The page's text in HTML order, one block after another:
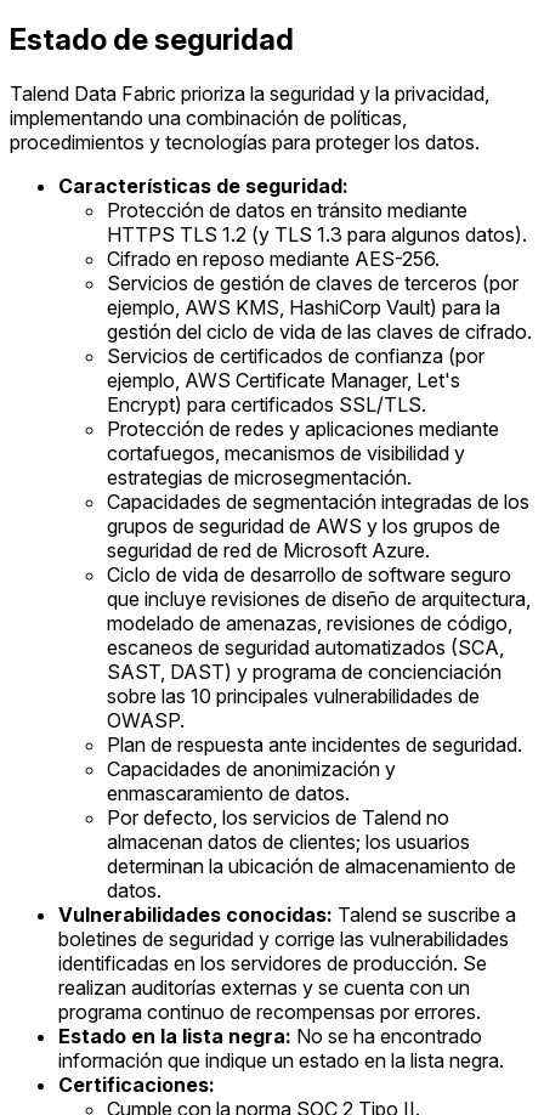
Estado de seguridad
Talend Data Fabric prioriza la seguridad y la privacidad,
implementando una combinación de políticas,
procedimientos y tecnologías para proteger los datos.
Características de seguridad:
Protección de datos en tránsito mediante
HTTPS TLS 1.2 (y TLS 1.3 para algunos datos).
Cifrado en reposo mediante AES-256.
Servicios de gestión de claves de terceros (por
ejemplo, AWS KMS, HashiCorp Vault) para la
gestión del ciclo de vida de las claves de cifrado.
Servicios de certificados de confianza (por
ejemplo, AWS Certificate Manager, Let's
Encrypt) para certificados SSL/TLS.
Protección de redes y aplicaciones mediante
cortafuegos, mecanismos de visibilidad y
estrategias de microsegmentación.
Capacidades de segmentación integradas de los
grupos de seguridad de AWS y los grupos de
seguridad de red de Microsoft Azure.
Ciclo de vida de desarrollo de software seguro
que incluye revisiones de diseño de arquitectura,
modelado de amenazas, revisiones de código,
escaneos de seguridad automatizados (SCA,
SAST, DAST) y programa de concienciación
sobre las 10 principales vulnerabilidades de
OWASP.
Plan de respuesta ante incidentes de seguridad.
Capacidades de anonimización y
enmascaramiento de datos.
Por defecto, los servicios de Talend no
almacenan datos de clientes; los usuarios
determinan la ubicación de almacenamiento de
datos.
Vulnerabilidades conocidas: Talend se suscribe a
boletines de seguridad y corrige las vulnerabilidades
identificadas en los servidores de producción. Se
realizan auditorías externas y se cuenta con un
programa continuo de recompensas por errores.
Estado en la lista negra: No se ha encontrado
información que indique un estado en la lista negra.
Certificaciones:
Cumple con la norma SOC 2 Tipo II.